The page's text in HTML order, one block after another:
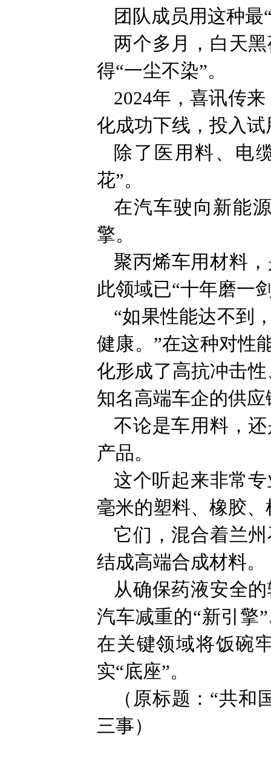
团队成员用这种
两个多月，白天
得“一尘不染”。
2024年，喜讯传
化成功下线，投入试
除了医用料、电
花”。
在汽车驶向新能
擎。
聚丙烯车用材料
此领域已“十年磨一
“如果性能达不到
健康。”在这种对性
化形成了高抗冲击
知名高端车企的供应
不论是车用料，
产品。
这个听起来非常
毫米的塑料、橡胶
它们，混合着兰
结成高端合成材料。
从确保药液安全
汽车减重的“新引
在关键领域将饭碗
实“底座”。
（原标题：“共
三事）